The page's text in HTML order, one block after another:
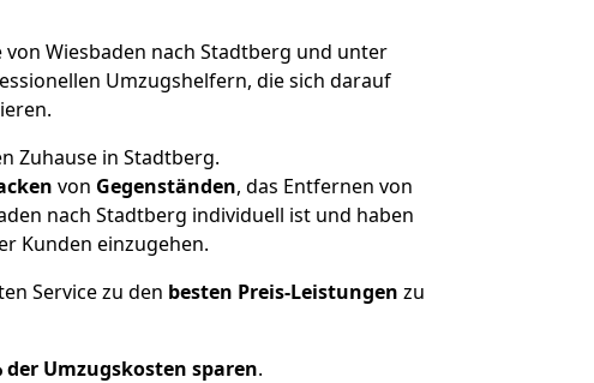
Wiesbaden nach Stadtberg und unter
Umzugshelfern, die sich darauf
Zuhause in Stadtberg.
von Gegenständen, das Entfernen von
nach Stadtberg individuell ist und haben
Kunden einzugehen.
Service zu den besten Preis-Leistungen zu
der Umzugskosten sparen.